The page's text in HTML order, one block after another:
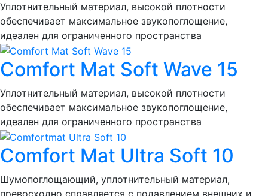
Уплотнительный материал, высокой плотности
обеспечивает максимальное звукопоглощение,
идеален для ограниченного пространства
Comfort Mat Soft Wave 15
Уплотнительный материал, высокой плотности
обеспечивает максимальное звукопоглощение,
идеален для ограниченного пространства
Comfort Mat Ultra Soft 10
Шумопоглощающий, уплотнительный материал,
превосходно справляется с подавлением внешних и